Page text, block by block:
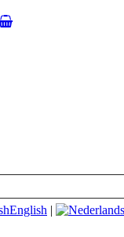
English |